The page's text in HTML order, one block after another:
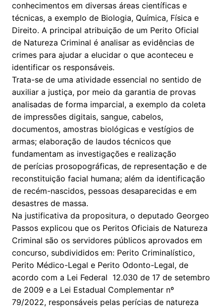
conhecimentos em diversas áreas científicas e
técnicas, a exemplo de Biologia, Química, Física e
Direito. A principal atribuição de um Perito Oficial
de Natureza Criminal é analisar asevidências de
crimes para ajudar a elucidar o que aconteceu e
identificar os responsáveis.
Trata-se de uma atividade essencial no sentido de
auxiliar a justiça, por meio da garantia de provas
analisadas de forma imparcial, a exemplo da coleta
de impressões digitais, sangue, cabelos,
documentos, amostras biológicas e vestígios de
armas; elaboração de laudos técnicos que
fundamentam as investigaçõese realização
de perícias prosopográficas, de representação e de
reconstituição facial humana; além da identificação
de recém-nascidos, pessoas desaparecidas e em
desastres de massa.
Na justificativa da propositura, o deputado Georgeo
Passos explicou que os Peritos Oficiais de Natureza
Criminal são os servidores públicos aprovados em
concurso, subdivididos em: Perito Criminalístico,
Perito Médico-Legal e Perito Odonto-Legal, de
acordo com a Lei Federal 12.030 de 17 de setembro
de 2009 e a Lei Estadual Complementar nº
79/2022, responsáveis pelas perícias de natureza